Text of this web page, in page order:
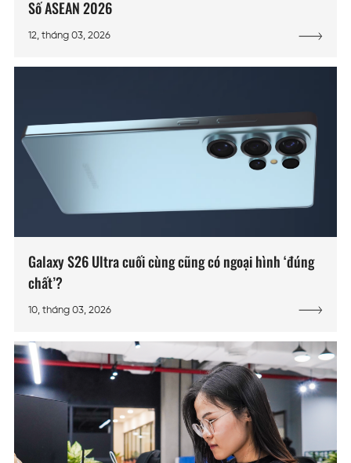
Số ASEAN 2026
12, tháng 03, 2026
Galaxy S26 Ultra cuối cùng cũng có ngoại hình ‘đúng
chất’?
10, tháng 03, 2026